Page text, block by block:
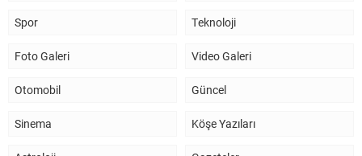
Spor Teknoloji
Foto Galeri Video Galeri
Otomobil Güncel
Sinema Köşe Yazıları